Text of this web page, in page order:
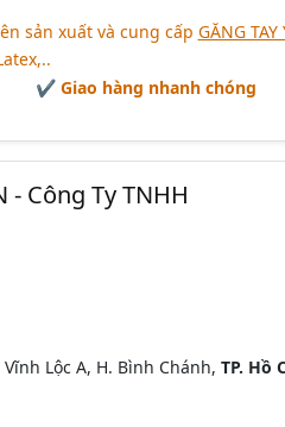
sản xuất và cung cấp GĂNG TAY
✔ Giao hàng nhanh chóng
- Công Ty TNHH
Lộc A, H. Bình Chánh, TP. Hồ